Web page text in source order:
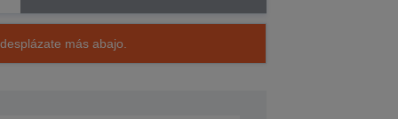
más abajo.